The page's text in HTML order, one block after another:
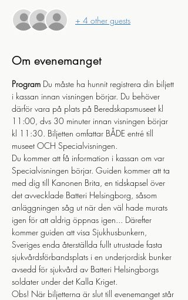
+ 4 other guests
Om evenemanget
Program Du måste ha hunnit registrera din biljett
i kassan innan visningen börjar. Du behöver
därför vara på plats på Beredskapsmuseet kl
11:00, dvs 30 minuter innan visningen börjar
kl 11:30. Biljetten omfattar BÅDE entré till
museet OCH Specialvisningen.
Du kommer att få information i kassan om var
Specialvisningen börjar. Guiden kommer att ta
med dig till Kanonen Brita, en tidskapsel över
det avvecklade Batteri Helsingborg, såsom
anläggningen såg ut när den väl hade murats
igen för att aldrig öppnas igen... Därefter
kommer guiden att visa Sjukhusbunkern,
Sveriges enda återställda fullt utrustade fasta
sjukvårdsförbandsplats i en underjordisk bunker
avsedd för sjukvård av Batteri Helsingborgs
soldater under det Kalla Kriget.
Obs! När biljetterna är slut till evenemanget står